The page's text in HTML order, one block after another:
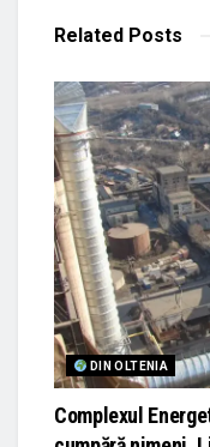
Related Posts
DIN OLTENIA
Complexul